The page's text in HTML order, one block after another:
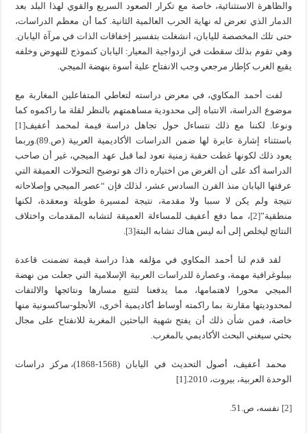
والظاهرة الاستثنائية، خاصة مع تكرار الصعود السريع والقوي لهذا البلد بعد
الدمار الذي تعرض له نهاية الحرب العالمية الثانية. كما أن معظم الدراسات،
حتى تلك المخصصة لليابان، انشغلت بتفسير إخفاقات الذات في مرآة اليابان.
وهي تقوم بذلك سقطت في ازدواجية المعيار: اليابان كنموذج للنهوض وخلفه
يقبع الغرب كإطار مرجعي وجب الانفتاح علية أسوة بنهضة الميجي.
لفت أحمد المكاوي، في معرض دراسته لتعاطي المتفاعلين المغاربة مع
موضوع الدراسة، الانتباه إلى محدودية مساهمتهم بالنظر لقلة ما راكموه كما
ونوعا. لكننا مع ذلك نتساءل حول تجاهل دراسة قيمة لمحمد أعفيف[1]
باستثناء إشارة عابرة لها ضمن الدراسات الأكاديمية العربية (ص.89).وربما
يعود ذلك لكونها غطت حقبة زمنية تعود لما قبل عهد الميجي، غير أن صاحب
الدراسة أكد على أن الغرض من اختياره ذاك هو توضيح التحولات العميقة التي
عرفتها اليابان منذ القرن السادس عشر، لذلك فإن “عصر الميجي وإصلاحاته
نتيجة ولم يكن لا سببا ولا مقدمة، نتيجة لمسيرة طويلة ومعقدة، لكنها
منطقية”[2]
، مما دفع أعفيف للمساءلة العميقة لتشابه المقدمات واختلاف
النتائج ليخلص إلى أنه ليس هناك تشابه البتة[3]
.
لقد قدم لنا أحمد المكاوي في مؤلفه هذا دراسة قيمة تضمنت قاعدة
بيبلوغرافية مهمة، وعصارة للدراسات العربية الإسلامية التي جعلت من نهضة
الميجي محورا لاهتمامها، مما يدفعنا لتتبع مسارها ونتائجها والالتفات
لمحدوديتها مقارنة بما راكمته أوساط أكاديمية أخرى، الأنجلو-ساكسونية منها
خاصة، فمن شأن ذلك أن يفتح شهية الباحثين المغربة للانفتاح على مجال
بحثي سيغني البحث الأكاديمي بالمغرب.
محمد أعفيف، أصول التحديث في اليابان (1568-1868)، مركز دراسات
الوحدة العربية، بيروت، 2010.[1]
[2] نفسه، ص.51.